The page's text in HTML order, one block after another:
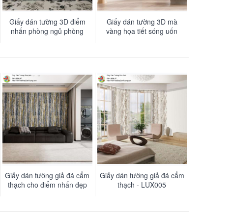
Giấy dán tường 3D điểm
nhấn phòng ngủ phòng
Giấy dán tường 3D mà
vàng họa tiết sóng uốn
Giấy dán tường giả đá cẩm
thạch cho điểm nhấn đẹp
Giấy dán tường giả đá cẩm
thạch - LUX005